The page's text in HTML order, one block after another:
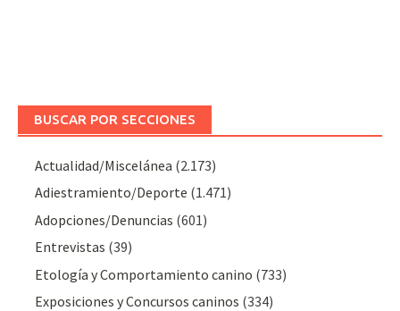
BUSCAR POR SECCIONES
Actualidad/Miscelánea (2.173)
Adiestramiento/Deporte (1.471)
Adopciones/Denuncias (601)
Entrevistas (39)
Etología y Comportamiento canino (733)
Exposiciones y Concursos caninos (334)